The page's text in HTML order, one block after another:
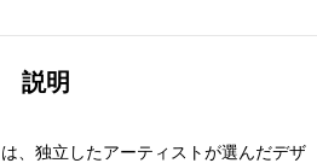
説明
、独立したアーティストが選んだデザ